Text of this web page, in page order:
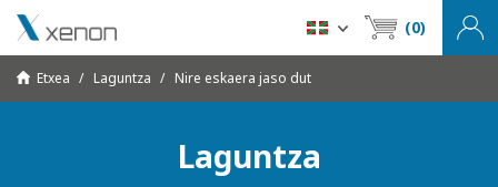
(0)
Etxea Laguntza Nire eskaera jaso dut
Laguntza